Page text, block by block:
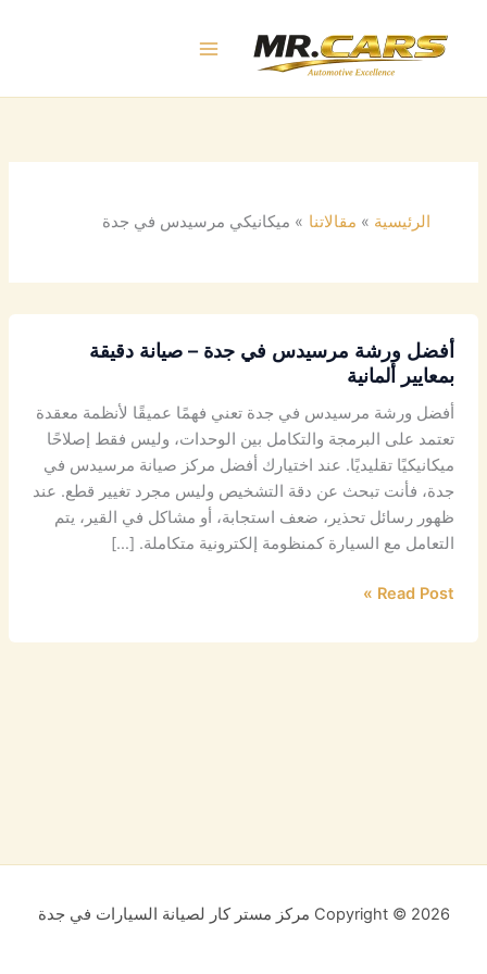
المحتوى
الرئيسية مقالاتنا ميكانيكي مرسيدس في جدة
أفضل ورشة مرسيدس في جدة – صيانة دقيقة
بمعايير ألمانية
أفضل ورشة مرسيدس في جدة تعني فهمًا عميقًا لأنظمة معقدة
تعتمد على البرمجة والتكامل بين الوحدات، وليس فقط إصلاحًا
ميكانيكيًا تقليديًا. عند اختيارك أفضل مركز صيانة مرسيدس في
جدة، فأنت تبحث عن دقة التشخيص وليس مجرد تغيير قطع. عند
ظهور رسائل تحذير، ضعف استجابة، أو مشاكل في القير، يتم
التعامل مع السيارة كمنظومة إلكترونية متكاملة. […]
Read Post »
Copyright © 2026 مركز مستر كار لصيانة السيارات في جدة